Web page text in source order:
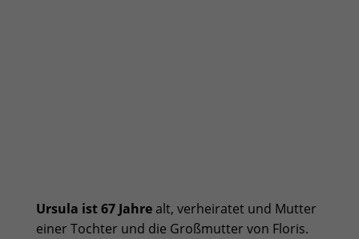
Ursula ist 67 Jahrealt, verheiratet und Mutter
einer Tochter und die Großmutter von Floris.